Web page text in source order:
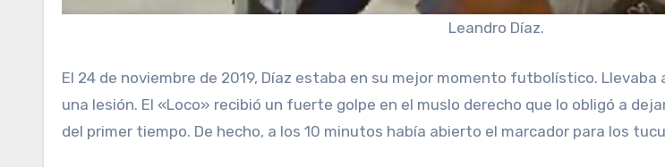
Leandro Díaz.
El 24 de noviembre de 2019, Díaz estaba en su mejor momento futbolístico.
una lesión. El «Loco» recibió un fuerte golpe en el muslo derecho que lo obligó a
del primer tiempo. De hecho, a los 10 minutos había abierto el marcador para los